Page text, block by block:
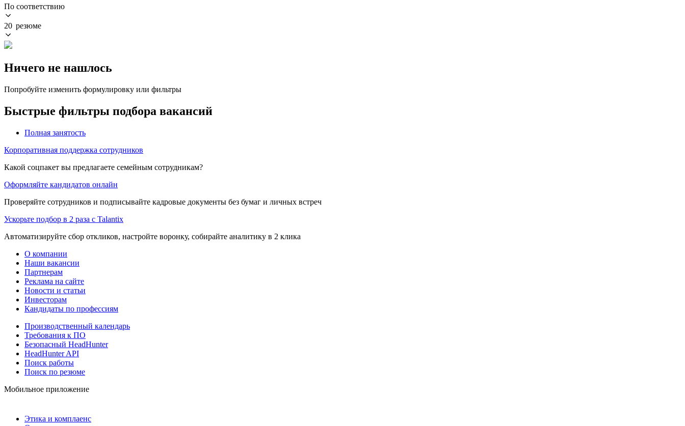
По соответствию
20 резюме
Ничего не нашлось
Попробуйте изменить формулировку или фильтры
Быстрые фильтры подбора вакансий
Полная занятость
Корпоративная поддержка сотрудников
Какой соцпакет вы предлагаете семейным сотрудникам?
Оформляйте кандидатов онлайн
Проверяйте сотрудников и подписывайте кадровые документы без бумаг и личных встреч
Ускорьте подбор в 2 раза с Talantix
Автоматизируйте сбор откликов, настройте воронку, собирайте аналитику в 2 клика
О компании
Наши вакансии
Партнерам
Реклама на сайте
Новости и статьи
Инвесторам
Кандидаты по профессиям
Производственный календарь
Требования к ПО
Безопасный HeadHunter
HeadHunter API
Поиск работы
Поиск по резюме
Мобильное приложение
Этика и комплаенс